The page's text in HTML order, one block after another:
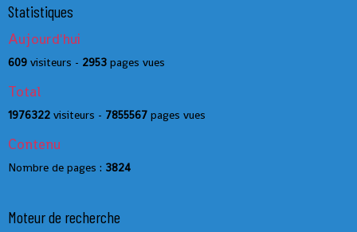
Statistiques
Aujourd'hui
609 visiteurs - 2953 pages vues
Total
1976322 visiteurs - 7855567 pages vues
Contenu
Nombre de pages : 3824
Moteur de recherche